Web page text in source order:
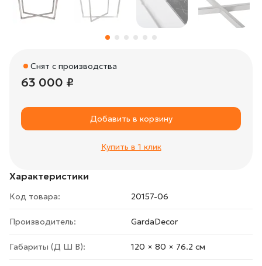
Характеристики
Код товара: 20157-06
Производитель: GardaDecor
Габариты (Д Ш В): 120 × 80 × 76.2 cм
Снят с производства
63 000 ₽
Добавить в корзину
Купить в 1 клик